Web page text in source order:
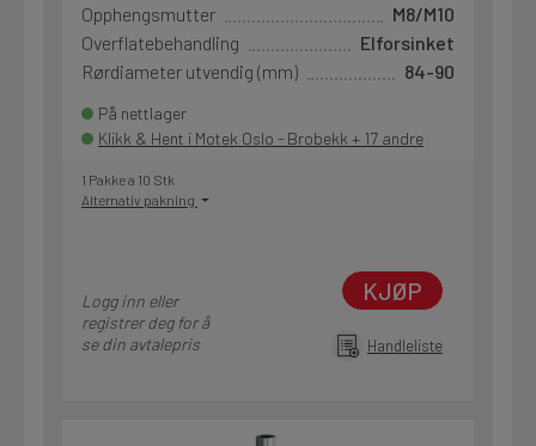
Opphengsmutter
M8/M10
Overflatebehandling
Elforsinket
Rørdiameter utvendig (mm)
84-90
På nettlager
Klikk & Hent i Motek Oslo - Brobekk + 17 andre
1 Pakke a 10 Stk
Alternativ pakning
Logg inn eller
registrer deg for å
se din avtalepris
KJØP
Handleliste